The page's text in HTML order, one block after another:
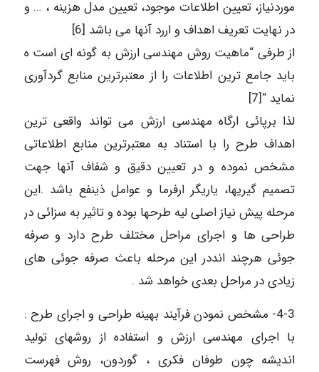
موردنیاز، تعیین اطلاعات موجود، تعیین مدل هزینه ، … و
در نهایت تعریف اهداف و اررد آنها می باشد [6]
از طرفی “ماهیت روش مهندسی ارزش به گونه ای است ه
باید جامع ترین اطلاعات را از معتبرترین منابع گردآوری
نماید “[7]
لذا برپائی ارگاه مهندسی ارزش می تواند واقعی ترین
اهداف طرح را با استناد به معتبرترین منابع اطلاعاتی
مشخص نموده و در تعیین دقیق و شفاف آنها جهت
تصمیم گیریها، یاریگر ارفرما و عوامل ذینفع باشد .این
مرحله پیش نیاز اصلی لیه طرحها بوده و تاثیر به سزائی در
طراحی ها و اجرای مراحل مختلف طرح دارد و صرفه
جوئی هرچند انددر این مرحله باعث صرفه جوئی های
زیادی در مراحل بعدی خواهد شد .
4-3- مشخص نمودن فرآیند بهینه طراحی و اجرای طرح :
با اجرای مهندسی ارزش و استفاده از روشهای تولید
اندیشه چون طوفان فکری ، گوردون، روش فهرست